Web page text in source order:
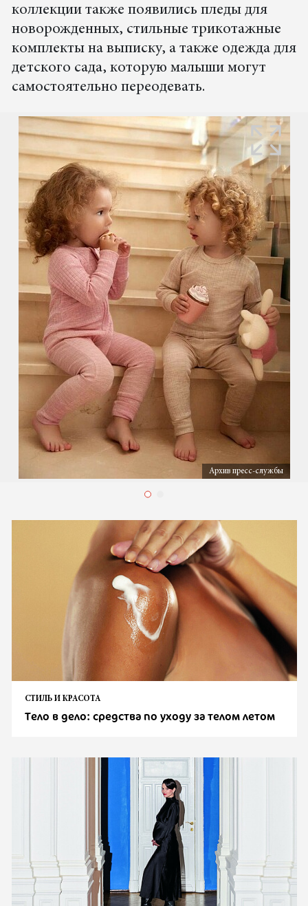
коллекции также появились пледы для
новорожденных, стильные трикотажные
комплекты на выписку, а также одежда для
детского сада, которую малыши могут
самостоятельно переодевать.
Архив пресс-службы
СТИЛЬ И КРАСОТА
Тело в дело: средства по уходу за телом летом